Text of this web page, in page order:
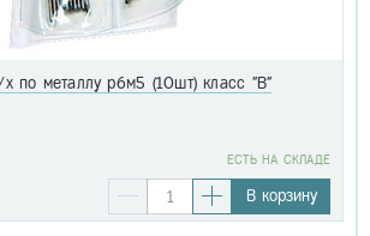
по металлу р6м5 (10шт) класс "В"
EСТЬ НА СКЛАДЕ
В корзину